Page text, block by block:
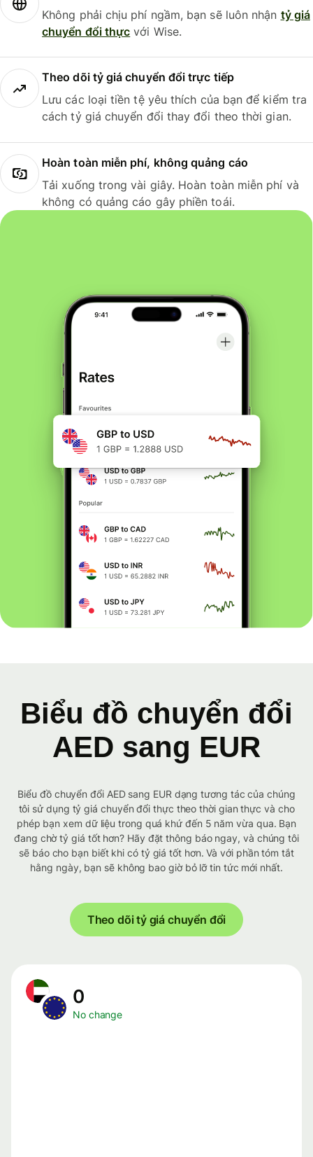
Không phải chịu phí ngầm, bạn sẽ luôn nhận tỷ giá
chuyển đổi thực với Wise.
Theo dõi tỷ giá chuyển đổi trực tiếp
Lưu các loại tiền tệ yêu thích của bạn để kiểm tra
cách tỷ giá chuyển đổi thay đổi theo thời gian.
Hoàn toàn miễn phí, không quảng cáo
Tải xuống trong vài giây. Hoàn toàn miễn phí và
không có quảng cáo gây phiền toái.
Biểu đồ chuyển đổi
AED sang EUR
Biểu đồ chuyển đổi AED sang EUR dạng tương tác của chúng
tôi sử dụng tỷ giá chuyển đổi thực theo thời gian thực và cho
phép bạn xem dữ liệu trong quá khứ đến 5 năm vừa qua. Bạn
đang chờ tỷ giá tốt hơn? Hãy đặt thông báo ngay, và chúng tôi
sẽ báo cho bạn biết khi có tỷ giá tốt hơn. Và với phần tóm tắt
hằng ngày, bạn sẽ không bao giờ bỏ lỡ tin tức mới nhất.
Theo dõi tỷ giá chuyển đổi
0
No change